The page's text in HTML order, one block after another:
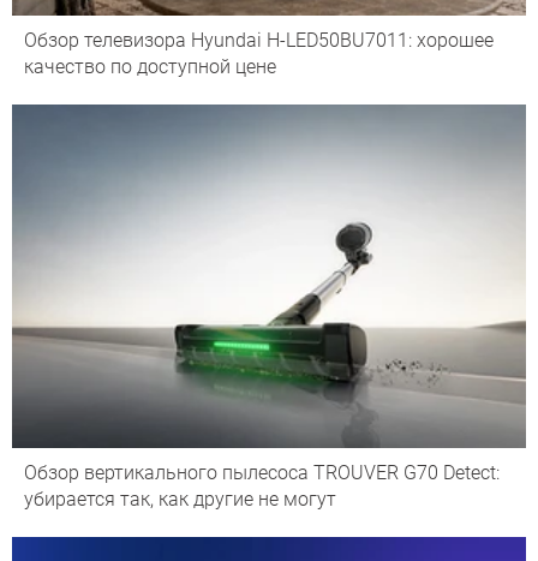
Обзор телевизора Hyundai H-LED50BU7011: хорошее
качество по доступной цене
Обзор вертикального пылесоса TROUVER G70 Detect:
убирается так, как другие не могут